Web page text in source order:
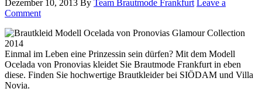
Dezember 10, 2013 By Team Brautmode Frankfurt Leave a
Comment
Einmal im Leben eine Prinzessin sein dürfen? Mit dem Modell
Ocelada von Pronovias kleidet Sie Brautmode Frankfurt in eben
diese. Finden Sie hochwertige Brautkleider bei SIÖDAM und Villa
Novia.